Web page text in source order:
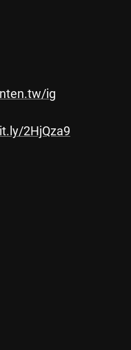
ig
2HjQza9